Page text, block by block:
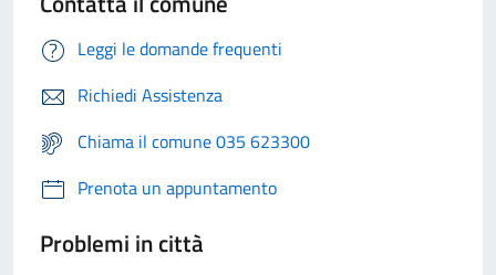
Leggi le domande frequenti
Richiedi Assistenza
Chiama il comune 035 623300
Prenota un appuntamento
Problemi in città